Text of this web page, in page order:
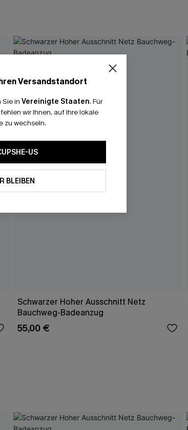
Schwarzer Hoher Ausschnitt Netz
Bauchweg-Badeanzug
55,00 €
Versandstandort
Sie in Vereinigte Staaten. Für
wir Ihnen, auf Ihre lokale
zu wechseln.
US
BLEIBEN